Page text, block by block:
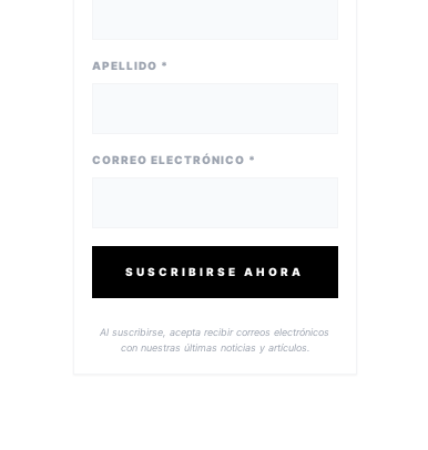
APELLIDO *
CORREO ELECTRÓNICO *
SUSCRIBIRSE AHORA
Al suscribirse, acepta recibir correos electrónicos
con nuestras últimas noticias y artículos.